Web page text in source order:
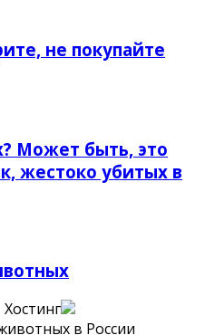
не покупайте
Может быть, это
жестоко убитых в
в России